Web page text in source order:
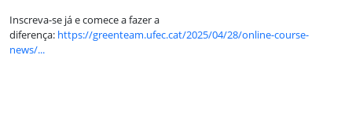
Inscreva-se já e comece a fazer a
diferença: https://greenteam.ufec.cat/2025/04/28/online-course-
news/...